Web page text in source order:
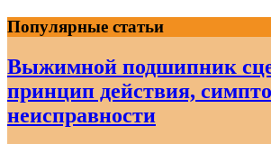
Skip
to
content
Популярные статьи
Выжимной подшипник
принцип действия,
неисправности